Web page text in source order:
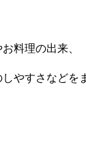
料理の出来、
やすさなどを